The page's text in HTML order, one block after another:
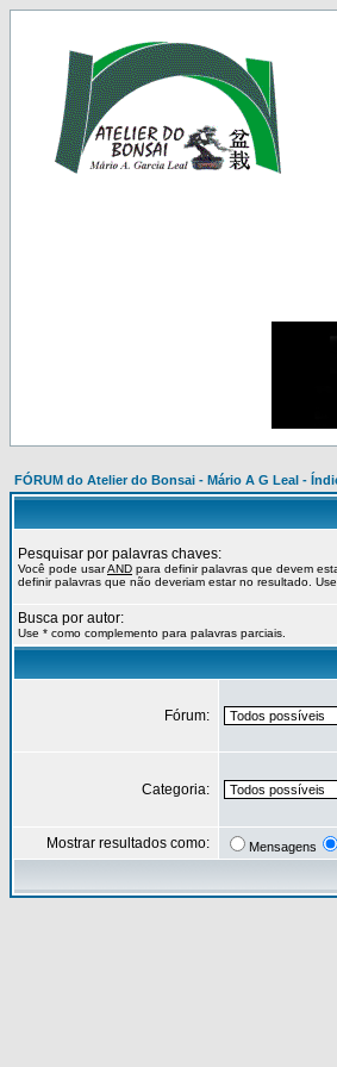
FÓRUM do Atelier do Bonsai - Mário A G Leal -
Pesquisar por palavras chaves:
Você pode usarAND para definir palavras que devem
definir palavras que não deveriam estar no resultado.
Busca por autor:
Use * como complemento para palavras parciais.
Fórum:
Categoria:
Mostrar resultados como: Mensagens